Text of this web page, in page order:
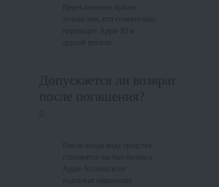
Переключение нужно
другой регион.
Допускается ли возврат
после погашения?
становятся частью баланса
подлежат обратному